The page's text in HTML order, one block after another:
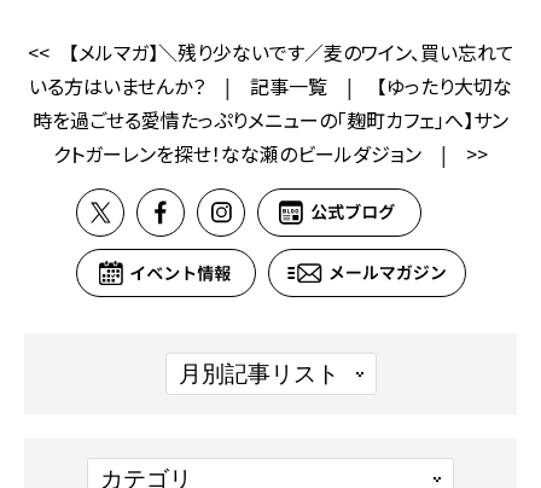
<<
【メルマガ】＼残り少ないです／麦のワイン、買い忘れて
いる方はいませんか？ | 記事一覧 |
【ゆったり大切な
時を過ごせる愛情たっぷりメニューの「麹町カフェ」へ】サン
クトガーレンを探せ！なな瀬のビールダジョン | >>